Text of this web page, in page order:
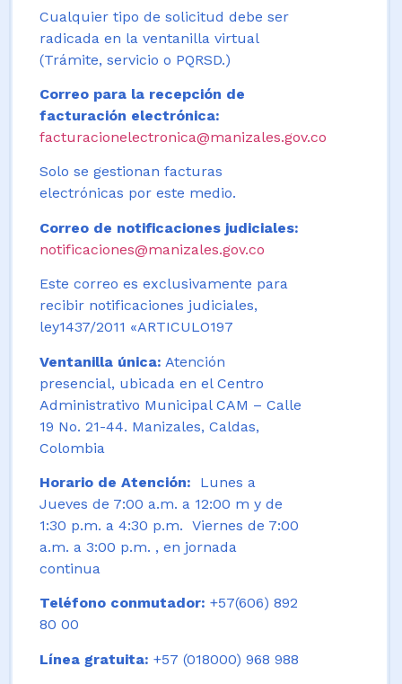
Cualquier tipo de solicitud debe ser
radicada en la ventanilla virtual
(Trámite, servicio o PQRSD.)
Correo para la recepción de
facturación electrónica:
facturacionelectronica@manizales.gov.co
Solo se gestionan facturas
electrónicas por este medio.
Correo de notificaciones judiciales:
notificaciones@manizales.gov.co
Este correo es exclusivamente para
recibir notificaciones judiciales,
ley1437/2011 «ARTICULO197
Ventanilla única: Atención
presencial, ubicada en el Centro
Administrativo Municipal CAM – Calle
19 No. 21-44. Manizales, Caldas,
Colombia
Horario de Atención:
Lunes a
Jueves de 7:00 a.m. a 12:00 m y de
1:30 p.m. a 4:30 p.m. Viernes de 7:00
a.m. a 3:00 p.m. , en jornada
continua
Teléfono conmutador: +57(606) 892
80 00
Línea gratuita: +57 (018000) 968 988